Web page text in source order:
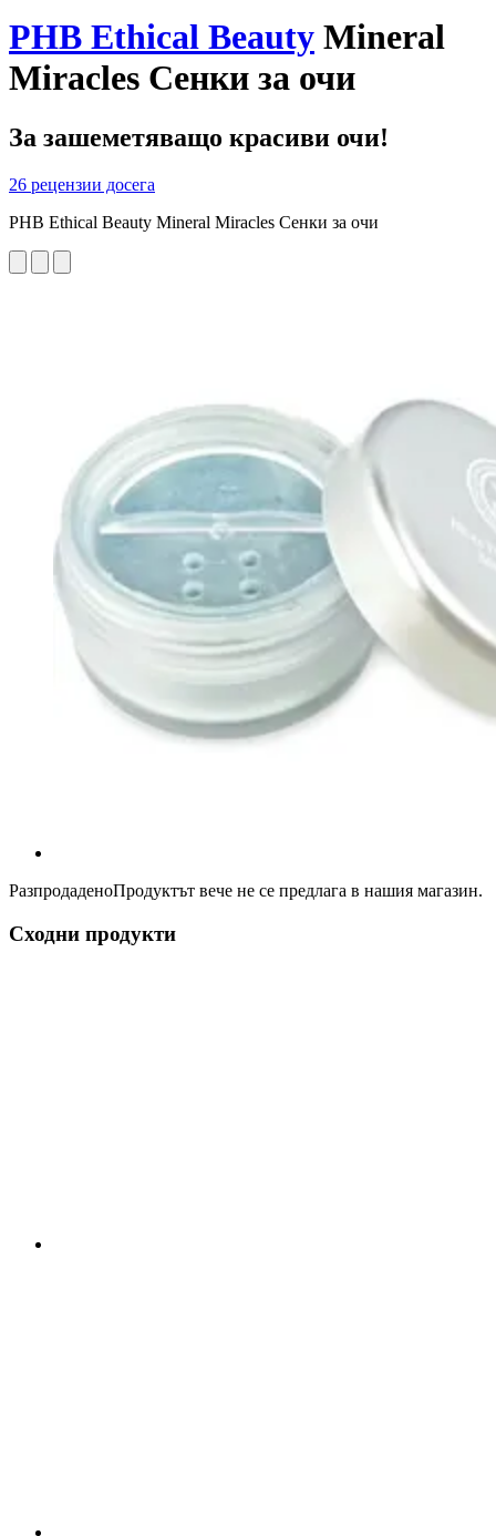
PHB Ethical Beauty Mineral
Miracles Сенки за очи
За зашеметяващо красиви очи!
26 рецензии досега
PHB Ethical Beauty Mineral Miracles Сенки за очи
РазпродаденоПродуктът вече не се предлага в нашия магазин.
Сходни продукти